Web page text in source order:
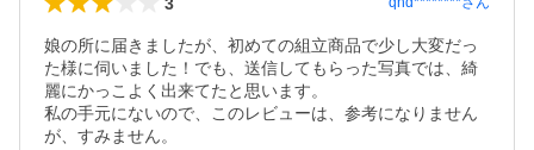
娘の所に届きましたが、初めての組立商品で少し大変だっ
た様に伺いました！でも、送信してもらった写真では、綺
麗にかっこよく出来てたと思います。
私の手元にないので、このレビューは、参考になりません
が、すみません。